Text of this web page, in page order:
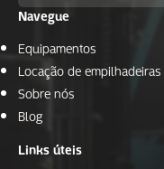
Navegue
Equipamentos
Locação de empilhadeiras
Sobre nós
Blog
Links úteis